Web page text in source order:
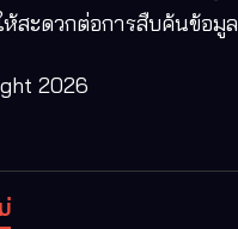
ห้สะดวกต่อการสืบค้นข้อมูล
2026